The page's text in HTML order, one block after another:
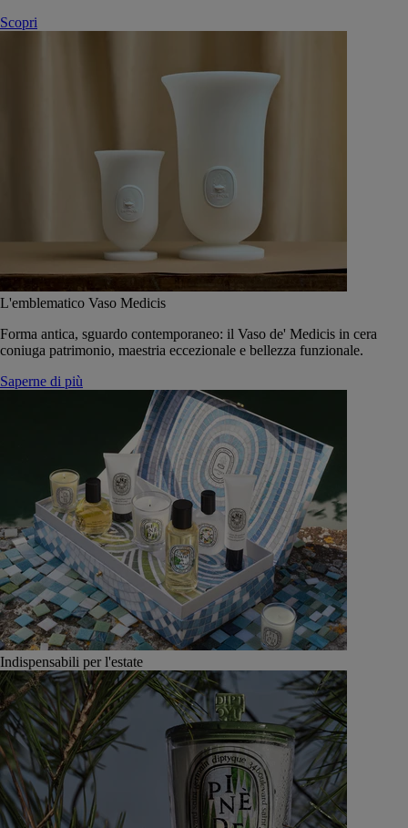
Scopri
L'emblematico Vaso Medicis
Forma antica, sguardo contemporaneo: il Vaso de' Medicis in cera
coniuga patrimonio, maestria eccezionale e bellezza funzionale.
Saperne di più
Indispensabili per l'estate